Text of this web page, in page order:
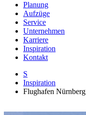
Planung
Aufzüge
Service
Unternehmen
Karriere
Inspiration
Kontakt
S
Inspiration
Flughafen Nürnberg